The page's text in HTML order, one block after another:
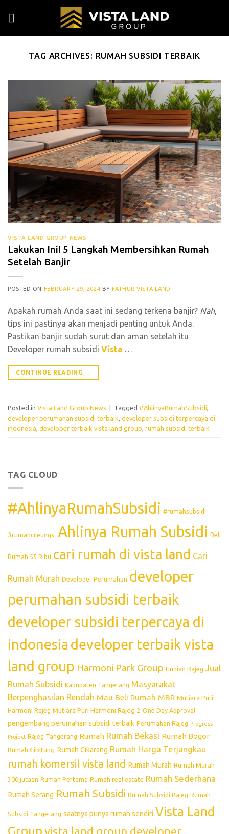
TAG ARCHIVES: RUMAH SUBSIDI TERBAIK
VISTA LAND GROUP NEWS
Lakukan Ini! 5 Langkah Membersihkan Rumah
Setelah Banjir
POSTED ON FEBRUARY 29, 2024 BY FATHUR VISTA LAND
Apakah rumah Anda saat ini sedang terkena banjir? Nah,
tips ini pastinya akan menjadi penting untuk Anda.
Pastikan banjir sudah surut dan aman setelah itu
Developer rumah subsidi Vista …
CONTINUE READING →
Posted in Vista Land Group News | Tagged #AhlinyaRumahSubsidi
developer perumahan subsidi terbaik developer subsidi terpercaya di
indonesia developer terbaik vista land group rumah subsidi terbaik
TAG CLOUD
#AhlinyaRumahSubsidi #rumahsubsidi
#rumahcileungsi Ahlinya Rumah Subsidi Beli
Rumah 55 Ribu cari rumah di vista land Cari
Rumah Murah Developer Perumahan developer
perumahan subsidi terbaik
developer subsidi terpercaya di
indonesia developer terbaik vista
land group Harmoni Park Group Hunian Rajeg Jual
Rumah Subsidi Kabupaten Tangerang Masyarakat
Berpenghasilan Rendah Mau Beli Rumah MBR Mutiara Puri
Harmoni Rajeg Mutiara Puri Harmoni Rajeg 2 One Day Approval
pengembang perumahan subsidi terbaik Perumahan Rajeg Progress
Project Rajeg Tangerang Rumah Rumah Bekasi Rumah Bogor
Rumah Cibitung Rumah Cikarang Rumah Harga Terjangkau
rumah komersil vista land Rumah Murah Rumah Murah
300 jutaan Rumah Pertama Rumah real estate Rumah Sederhana
Rumah Serang Rumah Subsidi Rumah Subsidi Rajeg Rumah
Subsidi Tangerang saatnya punya rumah sendiri Vista Land
Group vista land group developer